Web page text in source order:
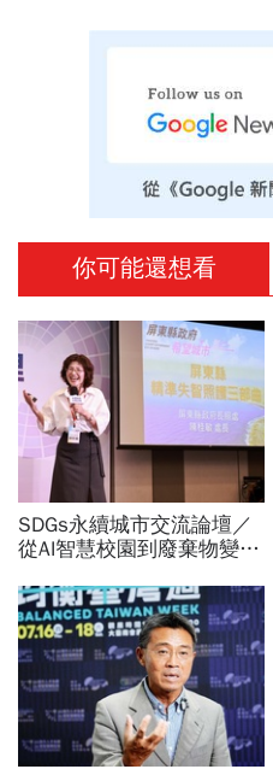
你可能還想看
SDGs永續城市交流論壇／
從AI智慧校園到廢棄物變綠
開亮點治理新解方